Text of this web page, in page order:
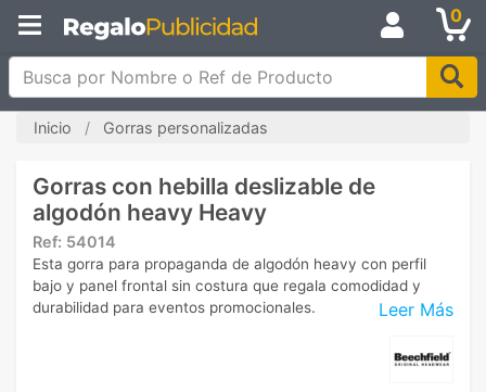
0
Busca por Nombre o Ref de Producto
Inicio Gorras personalizadas
Gorras con hebilla deslizable de
algodón heavy Heavy
Ref: 54014
Leer Más
Esta gorra para propaganda de algodón heavy con perfil
bajo y panel frontal sin costura que regala comodidad y
durabilidad para eventos promocionales.